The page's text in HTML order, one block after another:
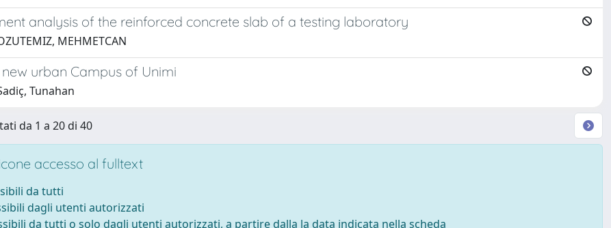
analysis of the reinforced concrete slab of a testing laboratory
MEHMETCAN
new urban Campus of Unimi
Tunahan
da 1 a 20 di 40
accesso al fulltext
da tutti
dagli utenti autorizzati
da tutti o solo dagli utenti autorizzati, a partire dalla la data indicata nella scheda